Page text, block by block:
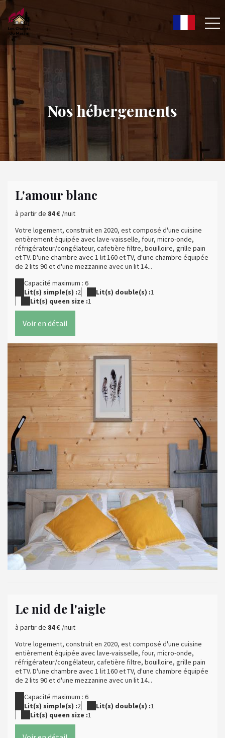
Nos hébergements
L'amour blanc
à partir de 84 € /nuit
Votre logement, construit en 2020, est composé d'une cuisine
entièrement équipée avec lave-vaisselle, four, micro-onde,
réfrigérateur/congélateur, cafetière filtre, bouilloire, grille pain
et TV. D'une chambre avec 1 lit 160 et TV, d'une chambre équipée
de 2 lits 90 et d'une mezzanine avec un lit 14...
Capacité maximum : 6
Lit(s) simple(s) :2 Lit(s) double(s) :1
Lit(s) queen size :1
Voir en détail
Le nid de l'aigle
à partir de 84 € /nuit
Votre logement, construit en 2020, est composé d'une cuisine
entièrement équipée avec lave-vaisselle, four, micro-onde,
réfrigérateur/congélateur, cafetière filtre, bouilloire, grille pain
et TV. D'une chambre avec 1 lit 160 et TV, d'une chambre équipée
de 2 lits 90 et d'une mezzanine avec un lit 14...
Capacité maximum : 6
Lit(s) simple(s) :2 Lit(s) double(s) :1
Lit(s) queen size :1